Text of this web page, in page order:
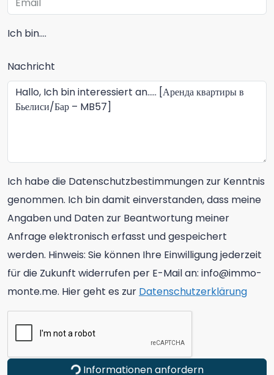
Ich bin....
Nachricht
Ich habe die Datenschutzbestimmungen zur Kenntnis
genommen. Ich bin damit einverstanden, dass meine
Angaben und Daten zur Beantwortung meiner
Anfrage elektronisch erfasst und gespeichert
werden. Hinweis: Sie können Ihre Einwilligung jederzeit
für die Zukunft widerrufen per E-Mail an: info@immo-
monte.me. Hier geht es zur Datenschutzerklärung
Informationen anfordern